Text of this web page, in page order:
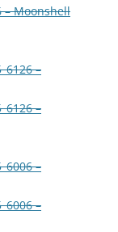
– Moonshell
–
–
–
–